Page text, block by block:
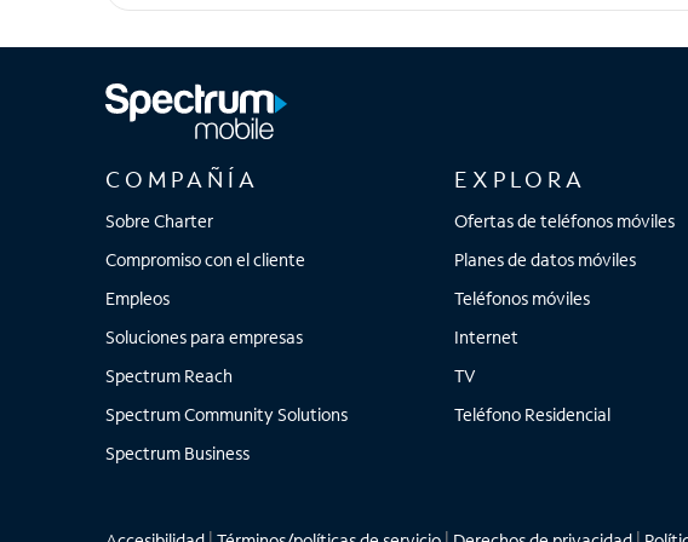
COMPAÑÍA
Sobre Charter
Compromiso con el cliente
Empleos
Soluciones para empresas
Spectrum Reach
Spectrum Community Solutions
Spectrum Business
EXPLORA
Ofertas de teléfonos móviles
Planes de datos móviles
Teléfonos móviles
Internet
TV
Teléfono Residencial